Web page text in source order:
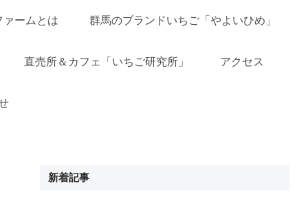
ームとは 群馬のブランドいちご「やよいひめ」
直売所＆カフェ「いちご研究所」 アクセス
新着記事